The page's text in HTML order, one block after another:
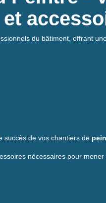
du bâtiment, offrant
succès de vos chantiers de
nécessaires pour